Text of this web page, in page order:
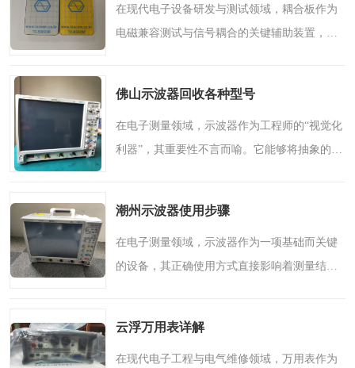
在现代电子设备研发与测试领域，耦合板作为
电磁兼容测试与信号耦合的关键辅助装置，正
步骤展开详细说明，..
佛山示波器回收各种型号
在电子测量领域，示波器作为工程师的“视觉化
利器”，其重要性不言而喻。它能够将抽象的电
代与设备更新，..
潮州示波器使用步骤
在电子测量领域，示波器作为一项基础而关键
的设备，其正确使用方式直接影响着测量结果
流程，不仅能提升工..
云浮万用表详解
在现代电子工程与电气维修领域，万用表作为